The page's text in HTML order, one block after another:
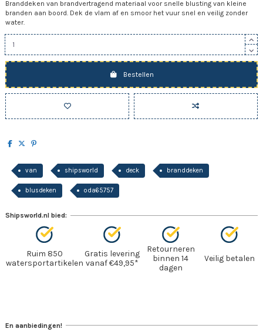
Branddeken van brandvertragend materiaal voor snelle blusting van kleine
branden aan boord. Dek de vlam af en smoor het vuur snel en veilig zonder
water.
Bestellen
van shipsworld deck branddeken
blusdeken oda65757
Shipsworld.nl bied:
Ruim 850
watersportartikelen
Gratis levering
vanaf €49,95*
Retourneren
binnen 14
dagen
Veilig betalen
En aanbiedingen!